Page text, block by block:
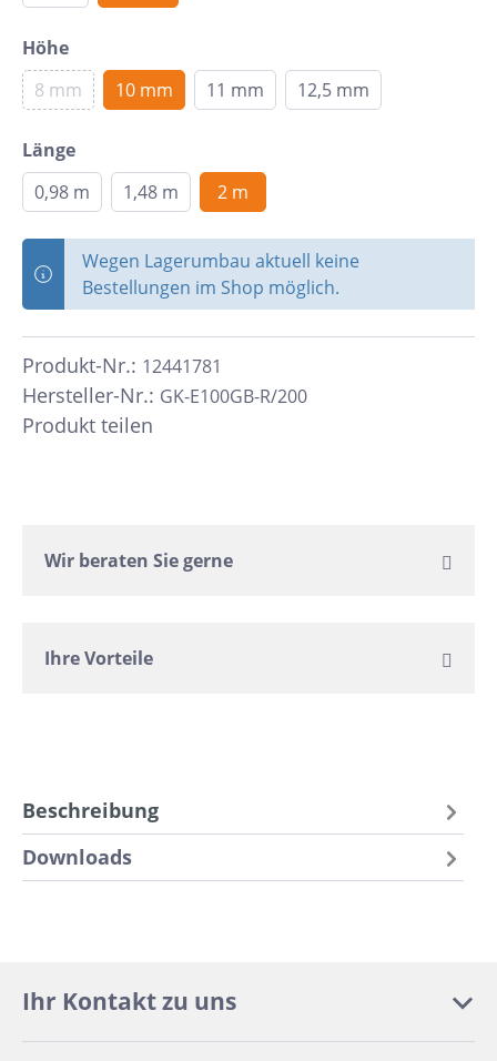
Höhe
8 mm
10 mm 11 mm 12,5 mm
Länge
0,98 m
1,48 m 2 m
Wegen Lagerumbau aktuell keine
Bestellungen im Shop möglich.
Hersteller-Nr.: GK-E100GB-R/200
Produkt-Nr.: 12441781
Produkt teilen
Wir beraten Sie gerne
Ihre Vorteile
Beschreibung
Downloads
Ihr Kontakt zu uns